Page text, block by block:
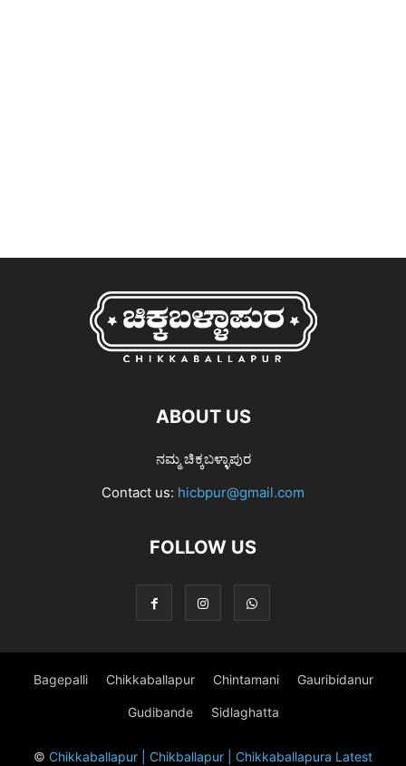
ABOUT US
ನಮ್ಮ ಚಿಕ್ಕಬಳ್ಳಾಪುರ
Contact us: hicbpur@gmail.com
FOLLOW US
Bagepalli Chikkaballapur Chintamani Gauribidanur
Gudibande Sidlaghatta
© Chikkaballapur | Chikballapur | Chikkaballapura Latest